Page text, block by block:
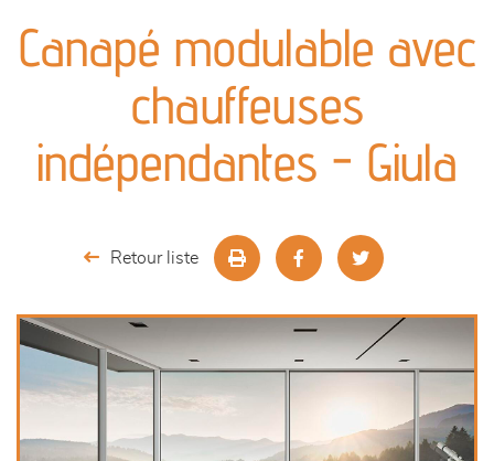
séjours
meubles de complément
chambres et dressing
literie
décoration
Canapé modulable avec
chauffeuses
indépendantes - Giula
Retour liste